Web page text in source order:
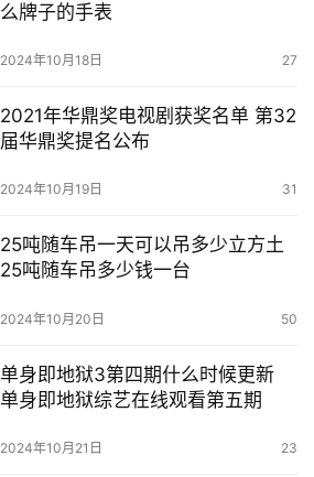
么牌子的手表
2024年10月18日 27
2021年华鼎奖电视剧获奖名单 第32
届华鼎奖提名公布
2024年10月19日 31
25吨随车吊一天可以吊多少立方土
25吨随车吊多少钱一台
2024年10月20日 50
单身即地狱3第四期什么时候更新
单身即地狱综艺在线观看第五期
2024年10月21日 23